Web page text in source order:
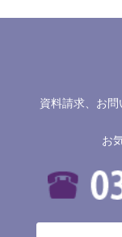
資料請求、お
お